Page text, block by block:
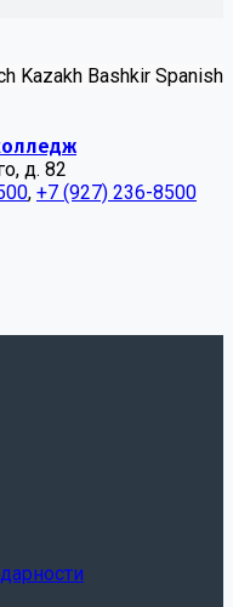
Kazakh Bashkir Spanish
д. 82
, +7 (927) 236-8500